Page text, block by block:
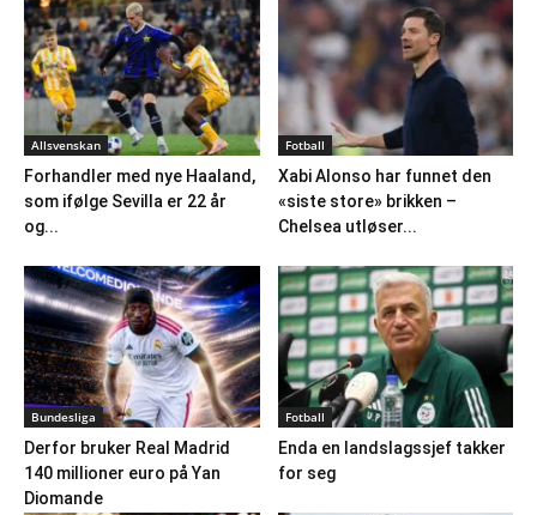
Allsvenskan
Forhandler med nye Haaland,
som ifølge Sevilla er 22 år
og...
Fotball
Xabi Alonso har funnet den
«siste store» brikken –
Chelsea utløser...
Bundesliga
Derfor bruker Real Madrid
140 millioner euro på Yan
Diomande
Fotball
Enda en landslagssjef takker
for seg